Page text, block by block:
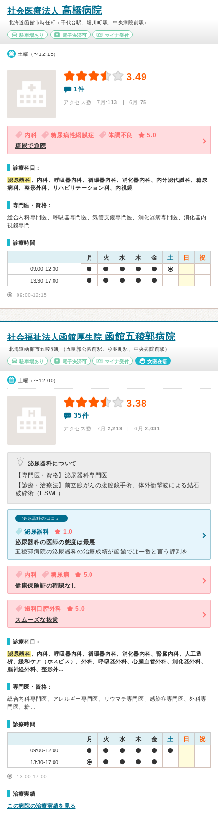
社会医療法人 高橋病院
北海道函館市時任町（千代台駅、堀川町駅、中央病院前駅）
駐車場あり 電子決済可 マイナ受付
土曜（〜12:15）
3.49
1件
アクセス数 7月:113 | 6月:75
内科 糖尿病性網膜症 体調不良
5.0
糖尿で通院
診療科目：
泌尿器科 、内科、呼吸器内科、循環器内科、消化器内科、内分泌代謝科、糖尿
病科、整形外科、リハビリテーション科、内視鏡
専門医・資格：
総合内科専門医、呼吸器専門医、気管支鏡専門医、消化器病専門医、消化器内
視鏡専門…
診療時間
月 火 水 木 金 土 日 祝
09:00-12:30
13:30-17:00
09:00-12:15
社会福祉法人函館厚生院 函館五稜郭病院
北海道函館市五稜郭町（五稜郭公園前駅、杉並町駅、中央病院前駅）
駐車場あり 電子決済可 マイナ受付 女医在籍
土曜（〜12:00）
3.38
35件
アクセス数 7月:2,219 | 6月:2,031
泌尿器科について
【専門医・資格】 泌尿器科専門医
【診療・治療法】 前立腺がんの腹腔鏡手術、体外衝撃波による結石
破砕術（ESWL）
泌尿器科の口コミ
泌尿器科
1.0
泌尿器科の医師の態度は最悪
五稜郭病院の泌尿器科の治療成績が函館では一番と言う評判を聞いたので膀胱にポリープが見つかった祖父を連れて行きました。 元々中央病院で検査を受けていたので 7時間待った挙句、泌尿器科の医師に 「中央病院
内科 糖尿病
5.0
健康保険証の確認なし
歯科口腔外科
5.0
スムーズな抜歯
診療科目：
泌尿器科 、内科、呼吸器内科、循環器内科、消化器内科、腎臓内科、人工透
析、緩和ケア（ホスピス）、外科、呼吸器外科、心臓血管外科、消化器外科、
脳神経外科、整形外…
専門医・資格：
総合内科専門医、アレルギー専門医、リウマチ専門医、感染症専門医、外科専
門医、糖…
診療時間
月 火 水 木 金 土 日 祝
09:00-12:00
13:30-17:00
13:00-17:00
治療実績
この病院の治療実績を見る